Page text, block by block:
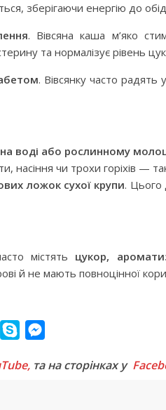
зберігаючи енергію до
. Вівсяна каша м’яко
та нормалізує рівень
. Вівсянку часто радять
на воді або рослинному
насіння чи трохи горіхів —
ложок сухої крупи. Цього
містять цукор,
й не мають повноцінної
y
s
та на сторінках у